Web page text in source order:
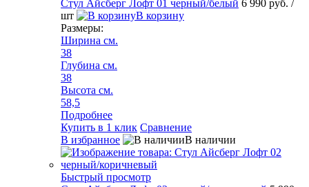
Стул Айсберг Лофт 01 черный/белый 6 990 руб. /
шт
В корзину
Размеры:
Ширина см.
38
Глубина см.
38
Высота см.
58,5
Подробнее
Купить в 1 клик Сравнение
В избранное
В наличии
Быстрый просмотр